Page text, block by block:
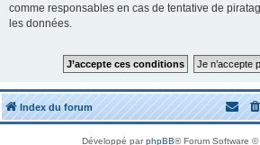
comme responsables en cas de tentative de
les données.
Index du forum
Développé parphpBB® Forum Software ©